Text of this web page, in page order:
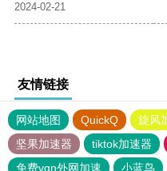
2024-02-21
友情链接
网站地图 QuickQ 旋风
坚果加速器
tiktok加速器
免费vqn外网加速
小蓝鸟